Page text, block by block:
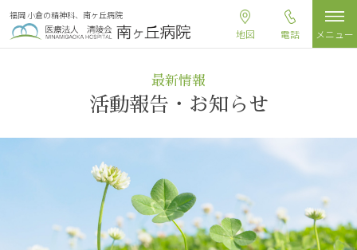
福岡 小倉の精神科、南ヶ丘病院
地図 電話 メニュー
最新情報
活動報告・お知らせ